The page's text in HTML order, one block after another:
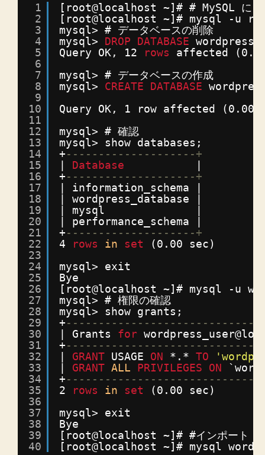
1
2
3
4
5
6
7
8
9
10
11
12
13
14
15
16
17
18
19
20
21
22
23
24
25
26
27
28
29
30
31
32
33
34
35
36
37
38
39
40
[root@localhost ~]# # MySQL にロ
[root@localhost ~]# mysql -u
mysql> # データベースの削除
mysql> DROP DATABASE
Query OK, 12
rows
affected
mysql> # データベースの作成
mysql> CREATE DATABASE
Query OK, 1 row affected (0.00
mysql> # 確認
mysql> show databases;
+--------------------+
Database
+--------------------+
| information_schema |
| wordpress_database |
| mysql              |
| performance_schema |
+--------------------+
4
rows in set
(0.00 sec)
mysql> exit
Bye
[root@localhost ~]# mysql -u
mysql> # 権限の確認
mysql> show grants;
+
| Grants for
+
GRANT USAGE ON *.* TO
GRANT ALL PRIVILEGES ON
+
2
rows in set
(0.00 sec)
mysql> exit
Bye
[root@localhost ~]# #インポート
[root@localhost ~]# mysql